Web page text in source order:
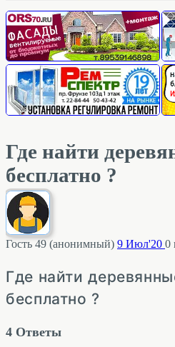
Где найти
бесплатно ?
Гость 49 (анонимный) 9 Июл'20 0
Где найти
бесплатно ?
4 Ответы